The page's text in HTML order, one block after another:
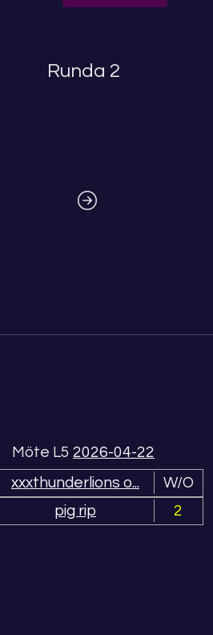
Runda 2
Möte L5 2026-04-22
xxxthunderlions o...
W/O
pig rip
2